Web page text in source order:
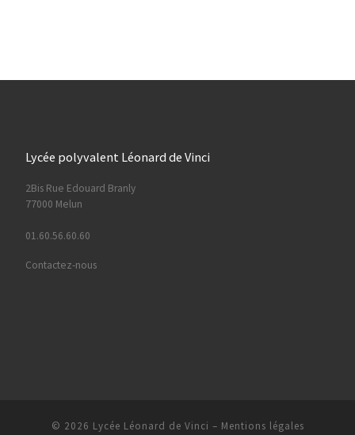
Lycée polyvalent Léonard de Vinci
2Bis Rue Edouard Branly
77000 Melun
01.60.56.60.60
Contactez-nous
© 2026 Lycée Léonard de Vinci – Mentions légales